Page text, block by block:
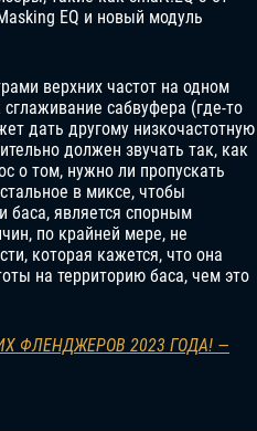
EQ и новый модуль
верхних частот на одном
сабвуфера (где-то
дать другому низкочастотную
должен звучать так, как
о том, нужно ли пропускать
в миксе, чтобы
баса, является спорным
по крайней мере, не
которая кажется, что она
на территорию баса, чем это
ФЛЕНДЖЕРОВ 2023 ГОДА! —